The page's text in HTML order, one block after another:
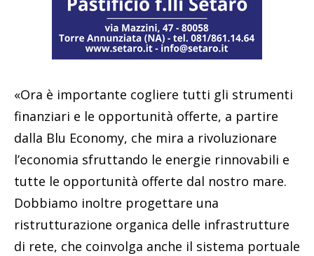
«Ora è importante cogliere tutti gli strumenti
finanziari e le opportunità offerte, a partire
dalla Blu Economy, che mira a rivoluzionare
l’economia sfruttando le energie rinnovabili e
tutte le opportunità offerte dal nostro mare.
Dobbiamo inoltre progettare una
ristrutturazione organica delle infrastrutture
di rete, che coinvolga anche il sistema portuale